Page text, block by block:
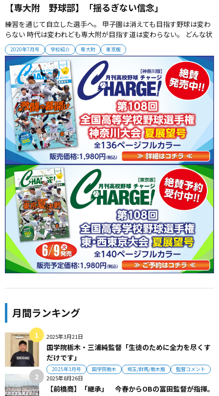
2020年7月号 学校紹介 専大附 東京版
【専大附 野球部】「揺るぎない信念」
練習を通じて自立した選手へ。 甲子園は消えても目指す野球は変わ
らない 時代は変われども専大附が目指す道は変わらない。 どんな状
況になっても「揺るぎない信念」で野球道を貫いていく。 2020年7
月号掲載 (取材・伊藤寿学） ■ 自分で自分を追い込め 2014年夏には
ベスト8に進出。 2016、2018夏もベスト16まで勝...
月間ランキング
2025年3月21日
国学院栃木・三浦純監督「生徒のために全力を尽くす
だけです」
2025年3月号 国学院栃木 埼玉/群馬/栃木版 監督コメント
2025年8月26日
【前橋商】「継承」 今春からOBの冨田監督が指揮。